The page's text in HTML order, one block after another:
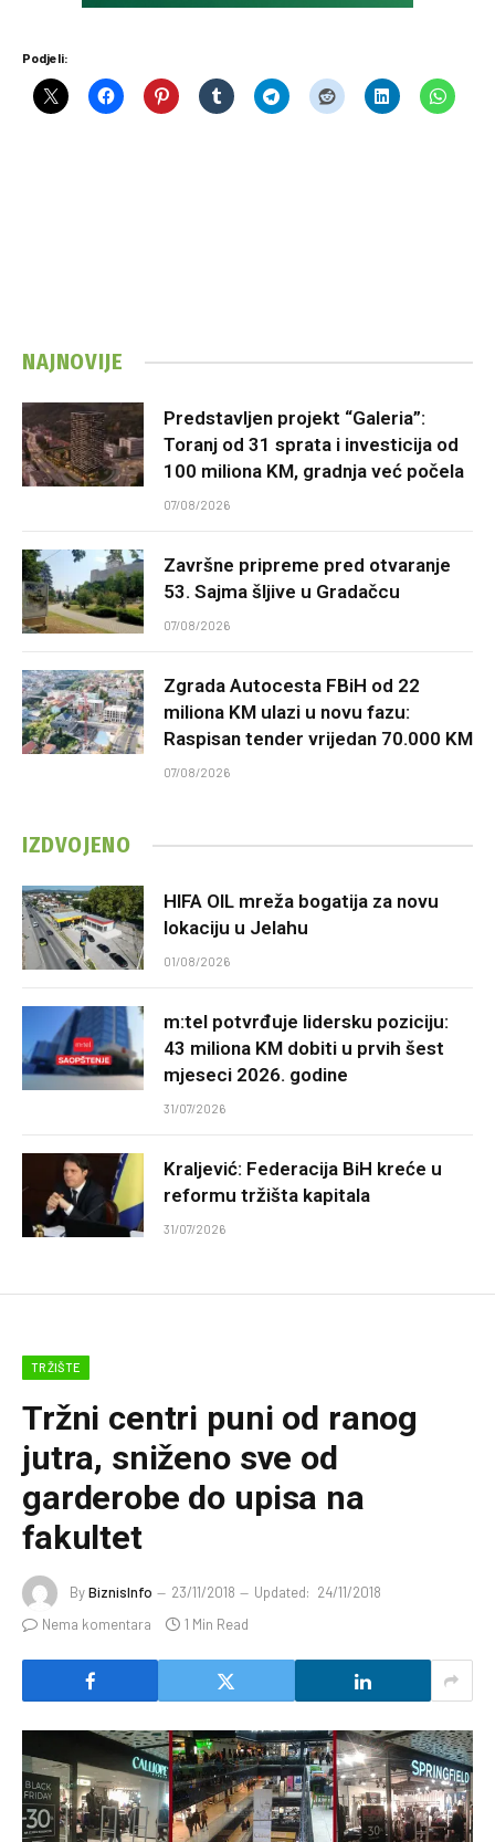
Podjeli:
NAJNOVIJE
Predstavljen projekt “Galeria”:
Toranj od 31 sprata i investicija od
100 miliona KM, gradnja već počela
07/08/2026
Završne pripreme pred otvaranje
53. Sajma šljive u Gradačcu
07/08/2026
Zgrada Autocesta FBiH od 22
miliona KM ulazi u novu fazu:
Raspisan tender vrijedan 70.000 KM
07/08/2026
IZDVOJENO
HIFA OIL mreža bogatija za novu
lokaciju u Jelahu
01/08/2026
m:tel potvrđuje lidersku poziciju:
43 miliona KM dobiti u prvih šest
mjeseci 2026. godine
31/07/2026
Kraljević: Federacija BiH kreće u
reformu tržišta kapitala
31/07/2026
TRŽIŠTE
Tržni centri puni od ranog
jutra, sniženo sve od
garderobe do upisa na
fakultet
ByBiznisInfo 23/11/2018 Updated: 24/11/2018
Nema komentara
1 Min Read